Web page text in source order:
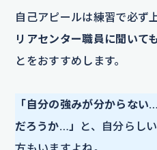
自己アピールは練習で必ず
リアセンター職員に聞いて
とをおすすめします。
「自分の強みが分からな
だろうか…」
と、自分らし